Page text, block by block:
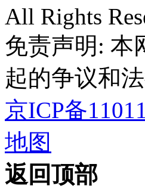
All Rights
免责声明: 本
起的争议和法
京ICP备
地图
返回顶部